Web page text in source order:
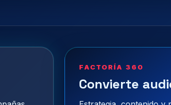
FACTORÍA 360
Convierte